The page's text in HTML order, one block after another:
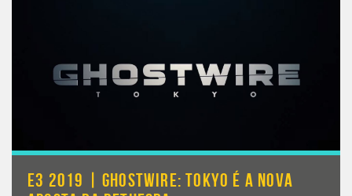
E3 2019 | GHOSTWIRE: TOKYO É A NOVA